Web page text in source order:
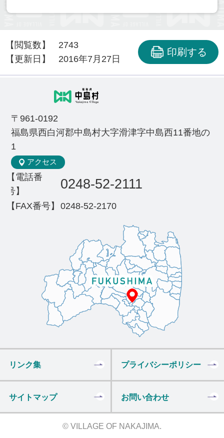
【閲覧数】
2743
【更新日】
2016年7月27日
印刷する
〒961-0192
福島県西白河郡中島村大字滑津字中島西11番地の
1
アクセス
【電話番
号】
0248-52-2111
【FAX番号】 0248-52-2170
リンク集 プライバシーポリシー
サイトマップ お問い合わせ
© VILLAGE OF NAKAJIMA.